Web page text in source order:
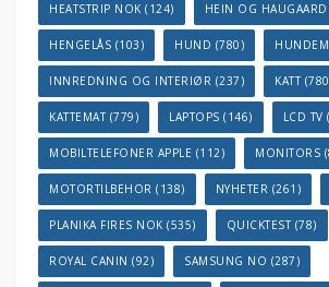
HEATSTRIP NOK (124) HEIN OG
HENGELÅS (103) HUND (780)
INNREDNING OG INTERIØR (237) KATT
KATTEMAT(779) LAPTOPS (146) LCD TV
MOBILTELEFONER APPLE (112) MONITORS
MOTORTILBEHOR (138) NYHETER (261)
PLANIKA FIRES NOK (535) QUICKTEST(78)
ROYAL CANIN (92) SAMSUNG NO (287)